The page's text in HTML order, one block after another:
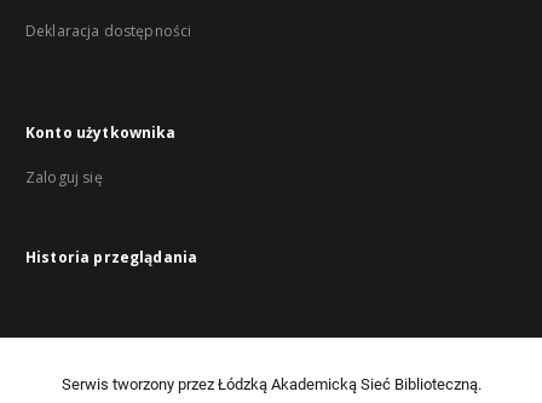
Deklaracja dostępności
Konto użytkownika
Zaloguj się
Historia przeglądania
Serwis tworzony przez Łódzką Akademicką Sieć Biblioteczną.